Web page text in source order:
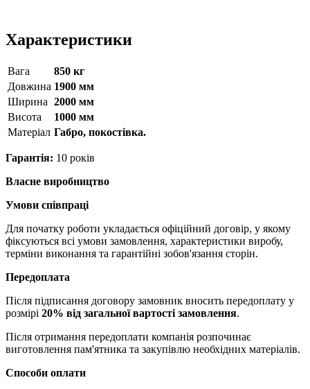
Характеристики
Вага
850 кг
Довжина 1900 мм
Ширина 2000 мм
Висота
1000 мм
Матерiал Габро, покостівка.
Гарантія: 10 років
Власне виробництво
Умови співпраці
Для початку роботи укладається офіційний договір, у якому
фіксуються всі умови замовлення, характеристики виробу,
терміни виконання та гарантійні зобов'язання сторін.
Передоплата
Після підписання договору замовник вносить передоплату у
розмірі 20% від загальної вартості замовлення.
Після отримання передоплати компанія розпочинає
виготовлення пам'ятника та закупівлю необхідних матеріалів.
Способи оплати